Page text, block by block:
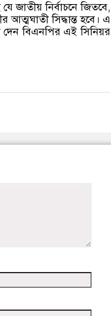
জাতীয় নির্বাচনে জিতবে,
সিদ্ধান্ত হবে। এ
দেন বিএনপির এই সিনিয়র